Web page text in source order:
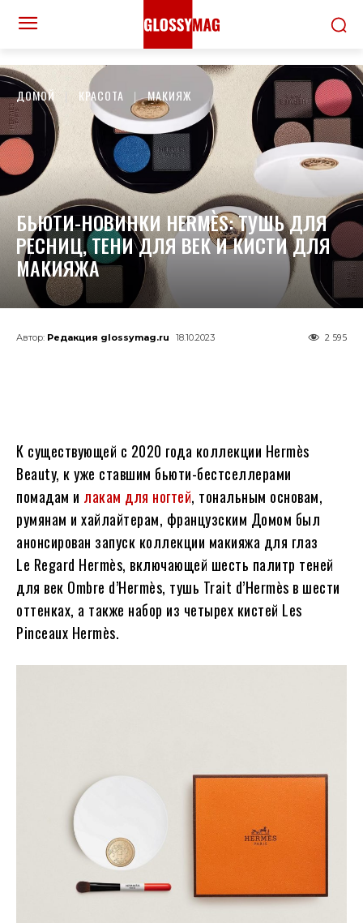
ДОМОЙ КРАСОТА МАКИЯЖ
БЬЮТИ-НОВИНКИ HERMÈS: ТУШЬ ДЛЯ
РЕСНИЦ, ТЕНИ ДЛЯ ВЕК И КИСТИ ДЛЯ
МАКИЯЖА
Автор: Редакция glossymag.ru 18.10.2023 2 595
К существующей с 2020 года коллекции Hermès
Beauty, к уже ставшим бьюти-бестселлерами
помадам и лакам для ногтей, тональным основам,
румянам и хайлайтерам, французским Домом был
анонсирован запуск коллекции макияжа для глаз
Le Regard Hermès, включающей шесть палитр теней
для век Ombre d’Hermès, тушь Trait d’Hermès в шести
оттенках, а также набор из четырех кистей Les
Pinceaux Hermès.